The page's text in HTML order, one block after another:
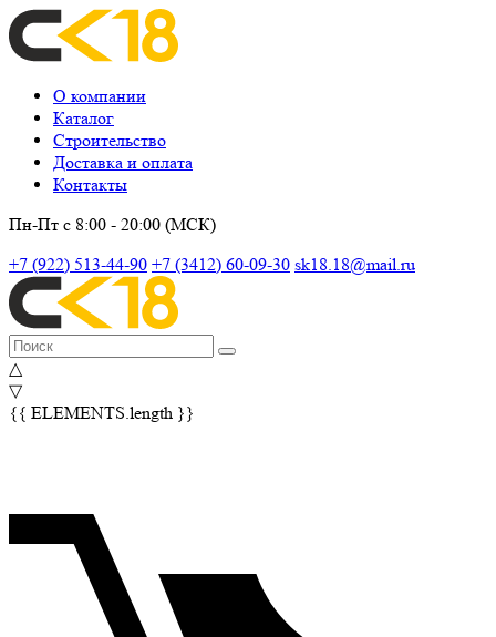
О компании
Каталог
Строительство
Доставка и оплата
Контакты
Пн-Пт с 8:00 - 20:00 (МСК)
+7 (922) 513-44-90 +7 (3412) 60-09-30 sk18.18@mail.ru
△
▽
{{ ELEMENTS.length }}